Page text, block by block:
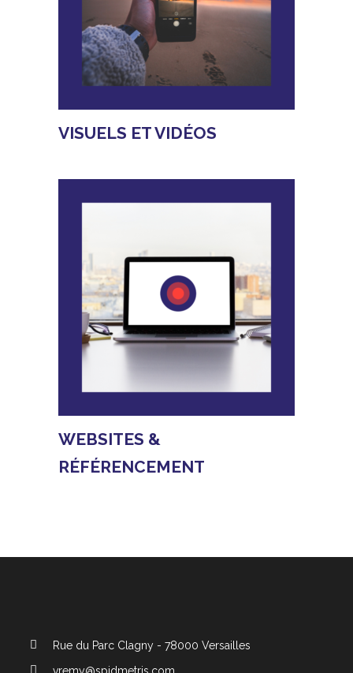
EN SAVOIR PLUS
VISUELS ET VIDÉOS
EN SAVOIR PLUS
WEBSITES &
RÉFÉRENCEMENT
Rue du Parc Clagny - 78000 Versailles